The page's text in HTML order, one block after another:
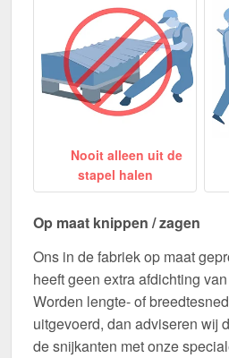
Nooit alleen uit de
stapel halen
Op maat knippen / zagen
Ons in de fabriek op maat
heeft geen extra afdichting
Worden lengte- of
uitgevoerd, dan adviseren wij
de snijkanten met onze